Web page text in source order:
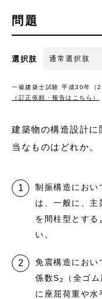
問題
選択肢
一級建築士試験 平成30年（
（訂正依頼・報告はこちら）
建築物の構造設計に
当なものはどれか。
制振構造におい
は、一般に、主
を間柱型とする
い。
免震構造におい
係数S2
（全ゴ
に座屈荷重や水